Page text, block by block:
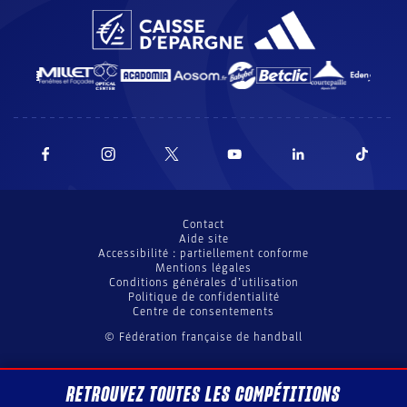
© Fédération française de handball
Contact
Aide site
Accessibilité : partiellement conforme
Mentions légales
Conditions générales d’utilisation
Politique de confidentialité
Centre de consentements
RETROUVEZ TOUTES LES COMPÉTITIONS